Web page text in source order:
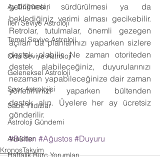
Ay Düğümleri
İleri Seviye Astroloji
Temel Seviye Astroloji
Orta Seviye Astroloji
Geleneksel Astroloji
Spor Astrolojisi
Sabit Yıldızlar
Astroloji Gündemi
Asaletler
Haftalık Burç Yorumları
getirilmesi, sürdürülmesi ya da
beklediğiniz verimi alması gecikebilir.
Retrolar, tutulmalar, önemli gezegen
açıları da planlarınızı yaparken sizlere
destek olabilir. Ne zaman otoriteden
destek alabileceğiniz, duyurularınızı
nezaman yapabileceğinize dair zaman
yönetiminizi yaparken bültenden
destek alın. Üyelere her ay ücretsiz
gönderilir.
#Bülten #Ağustos #Duyuru
KronosTakvim